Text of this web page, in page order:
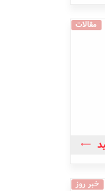
مقالات
خبر روز